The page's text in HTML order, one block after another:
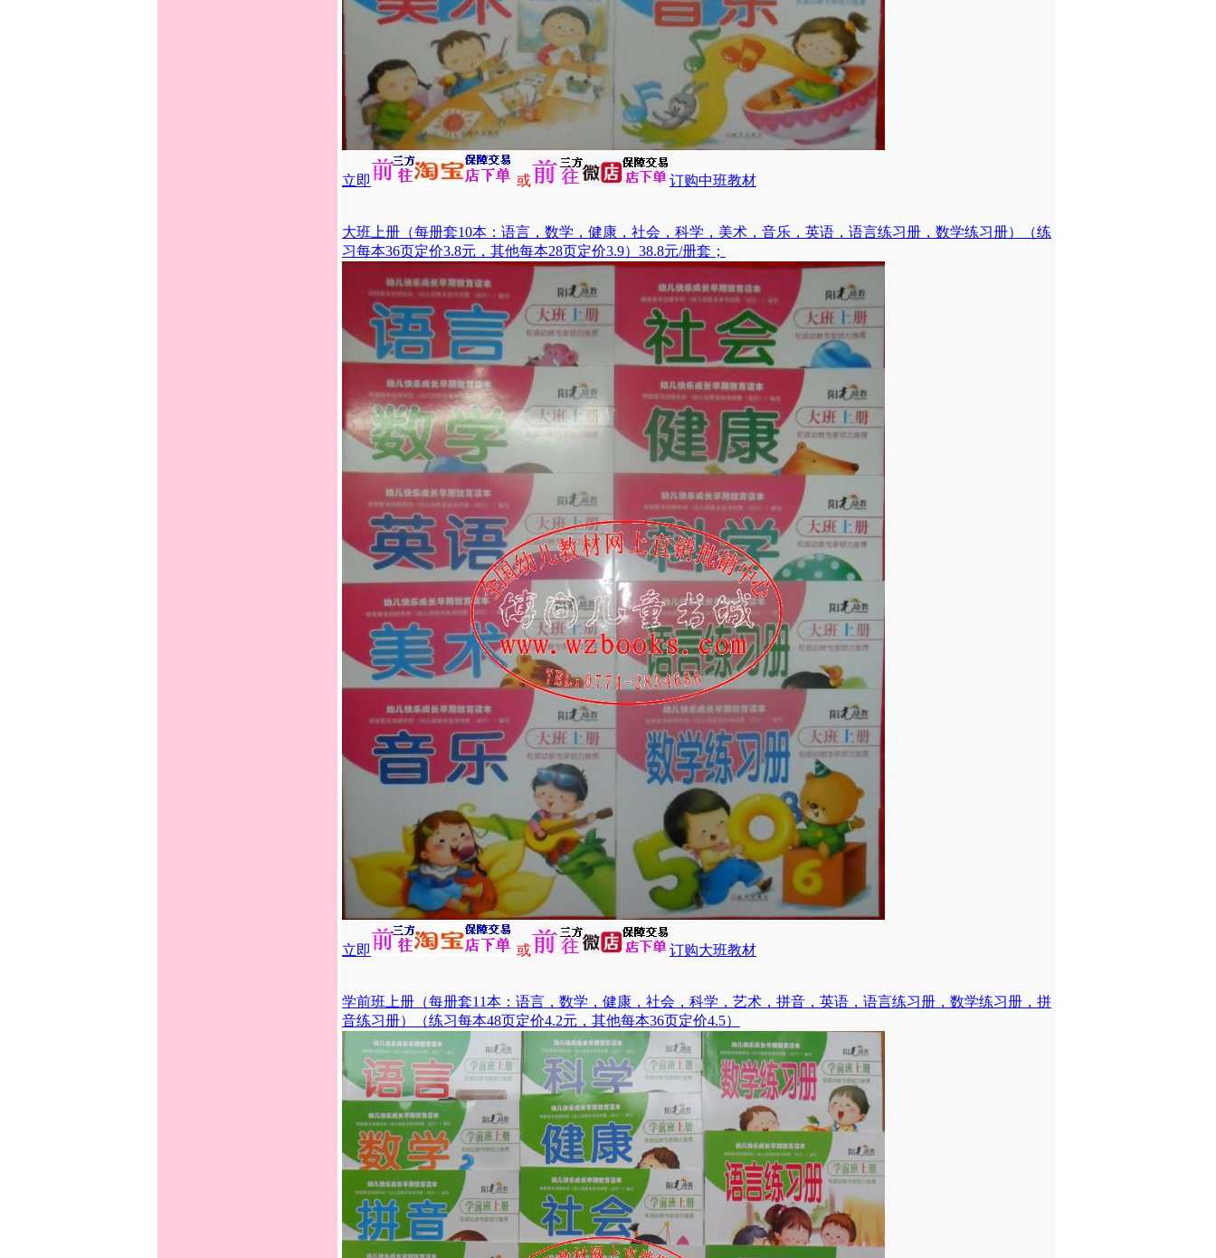
立即 或 订购中班教材
大班上册（每册套10本：语言，数学，健康，社会，科学，美术，音乐，英语，语言练习册，数学练习册）（练
习每本36页定价3.8元，其他每本28页定价3.9）38.8元/册套；
立即 或 订购大班教材
学前班上册（每册套11本：语言，数学，健康，社会，科学，艺术，拼音，英语，语言练习册，数学练习册，拼
音练习册）（练习每本48页定价4.2元，其他每本36页定价4.5）